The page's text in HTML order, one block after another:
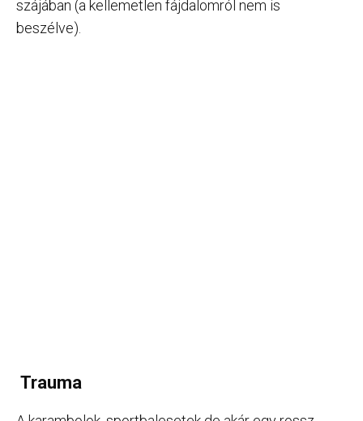
szájában (a kellemetlen fájdalomról nem is
beszélve).
Trauma